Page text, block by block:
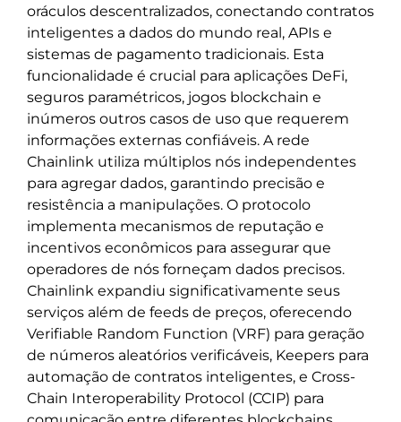
oráculos descentralizados, conectando contratos
inteligentes a dados do mundo real, APIs e
sistemas de pagamento tradicionais. Esta
funcionalidade é crucial para aplicações DeFi,
seguros paramétricos, jogos blockchain e
inúmeros outros casos de uso que requerem
informações externas confiáveis. A rede
Chainlink utiliza múltiplos nós independentes
para agregar dados, garantindo precisão e
resistência a manipulações. O protocolo
implementa mecanismos de reputação e
incentivos econômicos para assegurar que
operadores de nós forneçam dados precisos.
Chainlink expandiu significativamente seus
serviços além de feeds de preços, oferecendo
Verifiable Random Function (VRF) para geração
de números aleatórios verificáveis, Keepers para
automação de contratos inteligentes, e Cross-
Chain Interoperability Protocol (CCIP) para